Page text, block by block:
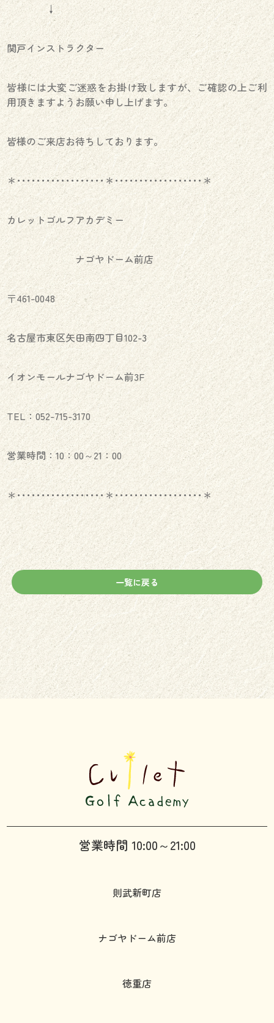
↓
関戸インストラクター
皆様には大変ご迷惑をお掛け致しますが、ご確認の上ご利
用頂きますようお願い申し上げます。
皆様のご来店お待ちしております。
＊･･････････････････＊･･････････････････＊
カレットゴルフアカデミー
ナゴヤドーム前店
〒461-0048
名古屋市東区矢田南四丁目102-3
イオンモールナゴヤドーム前3F
TEL：052-715-3170
営業時間：10：00～21：00
＊･･････････････････＊･･････････････････＊
一覧に戻る
営業時間 10:00～21:00
則武新町店
ナゴヤドーム前店
徳重店